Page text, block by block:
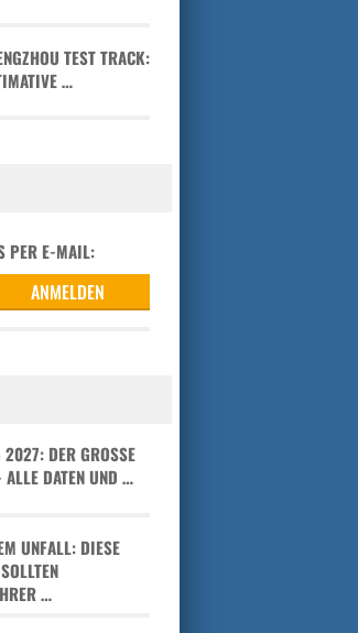
TEST TRACK:
…
PER E-MAIL:
DER GROSSE C
DATEN UND …
UNFALL: DIESE
…